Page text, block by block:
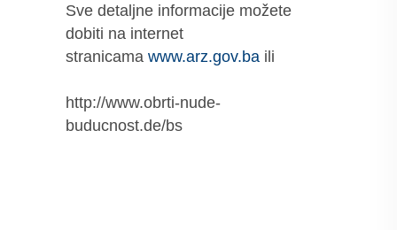
Sve detaljne informacije možete
dobiti na internet
stranicama www.arz.gov.ba ili
http://www.obrti-nude-
buducnost.de/bs